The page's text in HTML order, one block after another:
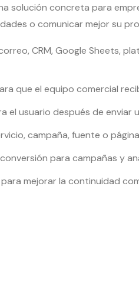
solución concreta para
o comunicar mejor su
CRM, Google Sheets,
que el equipo comercial
el usuario después de enviar
campaña, fuente o
para campañas y
mejorar la continuidad